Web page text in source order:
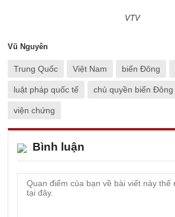
VTV
Vũ Nguyên
Trung Quốc Việt Nam biển Đông
luật pháp quốc tế chủ quyền biển Đông
viện chứng
Bình luận